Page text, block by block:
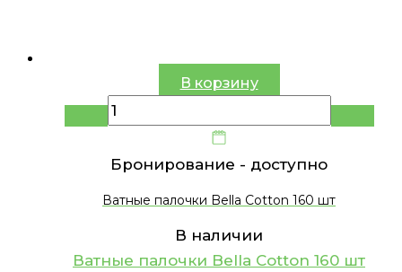
В корзину
Бронирование - доступно
Ватные палочки Bella Cotton 160 шт
В наличии
Ватные палочки Bella Cotton 160 шт